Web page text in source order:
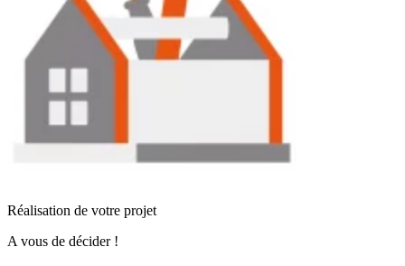
Réalisation de votre projet
A vous de décider !